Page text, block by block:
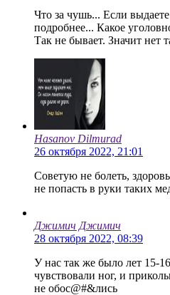
Что за чушь... Если
подробнее... Какое
Так не бывает. Значит нет
Hasanov Dilmurad
26 октября 2022, 21:01
Советую не болеть,
не попасть в руки таких
Джимич Джимич
28 октября 2022, 08:39
У нас так же было лет 15-
чувствовали ног, и
не обос@#&лись